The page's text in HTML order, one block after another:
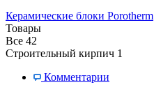
Керамические блоки Porotherm
Товары
Все 42
Строительный кирпич 1
Комментарии